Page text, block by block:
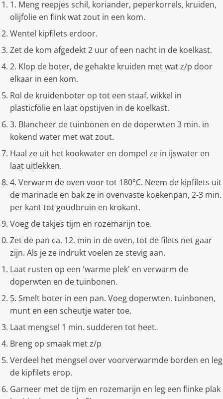
1. Meng reepjes schil, koriander, peperkorrels, kruiden,
olijfolie en flink wat zout in een kom.
Wentel kipfilets erdoor.
Zet de kom afgedekt 2 uur of een nacht in de koelkast.
2. Klop de boter, de gehakte kruiden met wat z/p door
elkaar in een kom.
Rol de kruidenboter op tot een staaf, wikkel in
plasticfolie en laat opstijven in de koelkast.
3. Blancheer de tuinbonen en de doperwten 3 min. in
kokend water met wat zout.
Haal ze uit het kookwater en dompel ze in ijswater en
laat uitlekken.
4. Verwarm de oven voor tot 180°C. Neem de kipfilets uit
de marinade en bak ze in ovenvaste koekenpan, 2-3 min.
per kant tot goudbruin en krokant.
Voeg de takjes tijm en rozemarijn toe.
Zet de pan ca. 12. min in de oven, tot de filets net gaar
zijn. Als je ze indrukt voelen ze stevig aan.
Laat rusten op een 'warme plek' en verwarm de
doperwten en de tuinbonen.
5. Smelt boter in een pan. Voeg doperwten, tuinbonen,
munt en een scheutje water toe.
Laat mengsel 1 min. sudderen tot heet.
Breng op smaak met z/p
Verdeel het mengsel over voorverwarmde borden en leg
de kipfilets erop.
Garneer met de tijm en rozemarijn en leg een flinke plak